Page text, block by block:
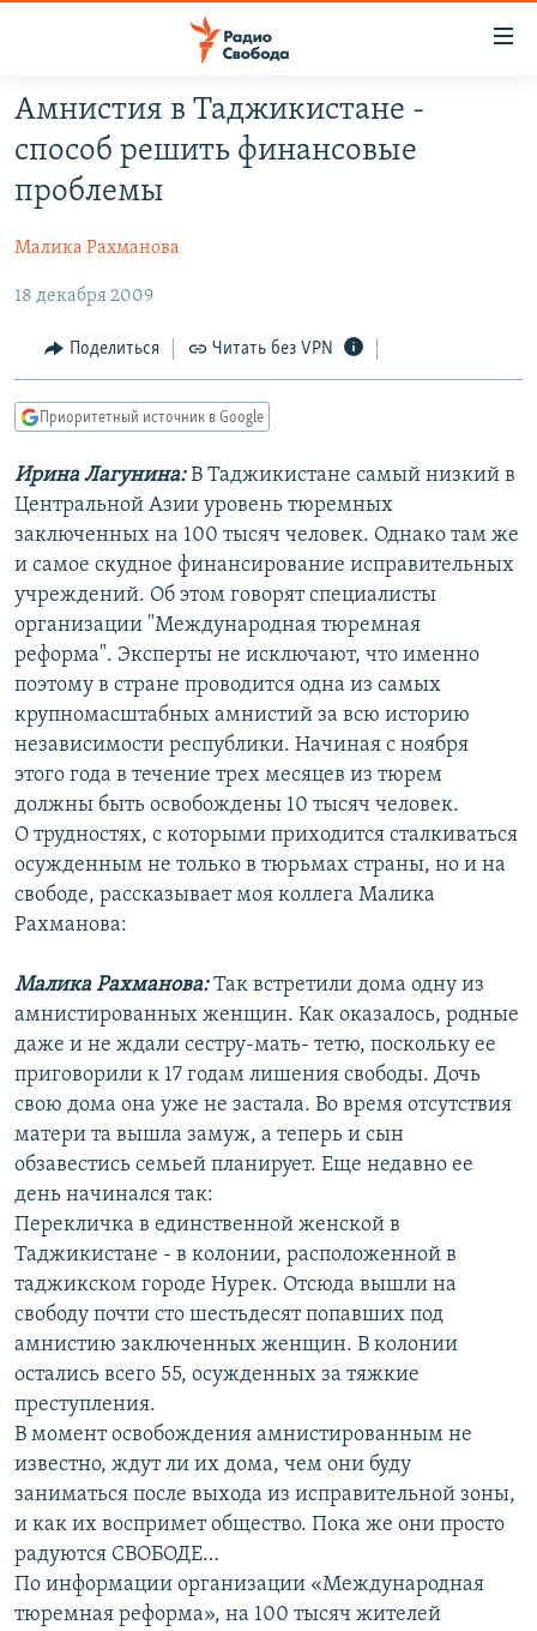
упрощенного
доступа
Вернуться
основному
Вернутся
главной
навигации
Вернутся
поиску
ПРОГРАММЫ
ПОДКАСТЫ
АВТОРСКИЕ ПРОЕКТЫ
ЦИТАТЫ СВОБОДЫ
МНЕНИЯ
КУЛЬТУРА
IDEL.РЕАЛИИ
КАВКАЗ.РЕАЛИИ
СЕВЕР.РЕАЛИИ
СИБИРЬ.РЕАЛИИ
РАСПИСАНИЕ ВЕЩАНИЯ
ПОДПИШИТЕСЬ НА РАССЫЛКУ
СОЦИАЛЬНЫЕ СЕТИ
Все сайты РСЕ/РС
Амнистия в Таджикистане -
способ решить финансовые
проблемы
Малика Рахманова
18 декабря 2009
Поделиться Читать без VPN
Приоритетный источник в Google
Ирина Лагунина:В Таджикистане самый низкий в
Центральной Азии уровень тюремных
заключенных на 100 тысяч человек. Однако там же
и самое скудное финансирование исправительных
учреждений. Об этом говорят специалисты
организации "Международная тюремная
реформа". Эксперты не исключают, что именно
поэтому в стране проводится одна из самых
крупномасштабных амнистий за всю историю
независимости республики. Начиная с ноября
этого года в течение трех месяцев из тюрем
должны быть освобождены 10 тысяч человек.
О трудностях, с которыми приходится сталкиваться
осужденным не только в тюрьмах страны, но и на
свободе, рассказывает моя коллега Малика
Рахманова:
Малика Рахманова:Так встретили дома одну из
амнистированных женщин. Как оказалось, родные
даже и не ждали сестру-мать- тетю, поскольку ее
приговорили к 17 годам лишения свободы. Дочь
свою дома она уже не застала. Во время отсутствия
матери та вышла замуж, а теперь и сын
обзавестись семьей планирует. Еще недавно ее
день начинался так:
Перекличка в единственной женской в
Таджикистане - в колонии, расположенной в
таджикском городе Нурек. Отсюда вышли на
свободу почти сто шестьдесят попавших под
амнистию заключенных женщин. В колонии
остались всего 55, осужденных за тяжкие
преступления.
В момент освобождения амнистированным не
известно, ждут ли их дома, чем они буду
заниматься после выхода из исправительной зоны,
и как их воспримет общество. Пока же они просто
радуются СВОБОДЕ…
По информации организации «Международная
тюремная реформа», на 100 тысяч жителей